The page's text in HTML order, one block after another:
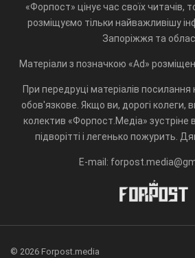
«Форпост» цінує час своїх читачів,
розміщуємо тільки найважливішу
Запоріжжя та
Матеріали з позначкою «Ad»
При передруці матеріалів
обов'язкове. Якщо ви, дорогі колеги,
колектив «Форпост.Медіа» зустріне
підворітті і легенько пожурить.
E-mail:
© 2026 Forpost.media